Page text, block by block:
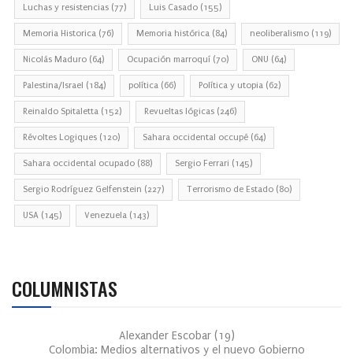
Luchas y resistencias (77) Luis Casado (155)
Memoria Historica (76) Memoria histórica (84) neoliberalismo (119)
Nicolás Maduro (64) Ocupación marroquí (70) ONU (64)
Palestina/Israel (184) política (66) Política y utopia (62)
Reinaldo Spitaletta (152) Revueltas lógicas (246)
Révoltes Logiques (120) Sahara occidental occupé (64)
Sahara occidental ocupado (88) Sergio Ferrari (145)
Sergio Rodríguez Gelfenstein (227) Terrorismo de Estado (80)
USA (145) Venezuela (143)
COLUMNISTAS
Alexander Escobar (19)
Colombia: Medios alternativos y el nuevo Gobierno